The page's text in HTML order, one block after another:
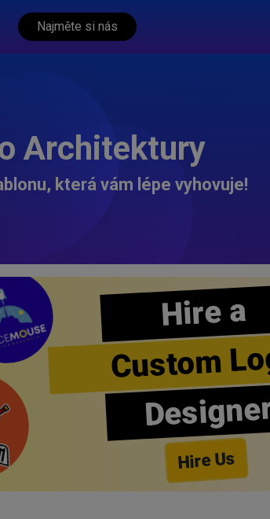
Najměte si nás
Architektury
která vám lépe vyhovuje!
Hire a
Custom
Hire Us